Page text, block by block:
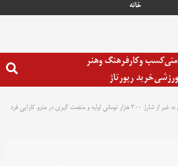
خانه
کسب وکارفرهنگ وهنر
ورزشیخرید رپورتاژ
کارت ایثارگری به غیر از شارژ ۲۰۰ هزار تومانی اولیه و منفعت گیری در مترو کاراییِ فرد